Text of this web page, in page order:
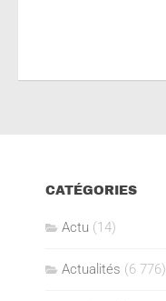
CATÉGORIES
Actu (14)
Actualités (6 776)